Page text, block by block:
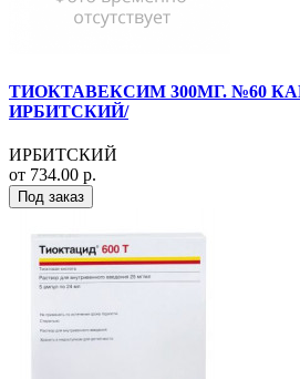
ТИОКТАВЕКСИМ 300МГ. №60
ИРБИТСКИЙ/
ИРБИТСКИЙ
от 734.00 р.
Под заказ